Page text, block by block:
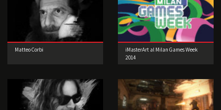
Matteo Corbi
iMasterArt al Milan Games Week
2014